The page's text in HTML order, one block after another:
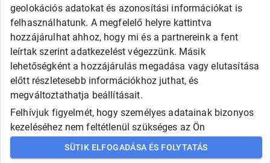
geolokációs adatokat és azonosítási információkat is
felhasználhatunk. A megfelelő helyre kattintva
hozzájárulhat ahhoz, hogy mi és a partnereink a fent
leírtak szerint adatkezelést végezzünk. Másik
lehetőségként a hozzájárulás megadása vagy elutasítása
előtt részletesebb információkhoz juthat, és
megváltoztathatja beállításait.
Felhívjuk figyelmét, hogy személyes adatainak bizonyos
kezeléséhez nem feltétlenül szükséges az Ön
hozzájárulása, de jogában áll tiltakozni az ilyen jellegű
adatkezelés ellen. A beállításai csak erre a weboldalra
SÜTIK ELFOGADÁSA ÉS FOLYTATÁS